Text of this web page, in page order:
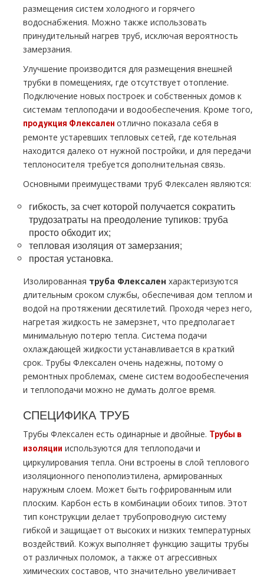
размещения систем холодного и горячего
водоснабжения. Можно также использовать
принудительный нагрев труб, исключая вероятность
замерзания.
Улучшение производится для размещения внешней
трубки в помещениях, где отсутствует отопление.
Подключение новых построек и собственных домов к
системам теплоподачи и водообеспечения. Кроме того,
продукция Флексален отлично показала себя в
ремонте устаревших тепловых сетей, где котельная
находится далеко от нужной постройки, и для передачи
теплоносителя требуется дополнительная связь.
Основными преимуществами труб Флексален являются:
гибкость, за счет которой получается сократить
трудозатраты на преодоление тупиков: труба
просто обходит их;
тепловая изоляция от замерзания;
простая установка.
Изолированная труба Флексален характеризуются
длительным сроком службы, обеспечивая дом теплом и
водой на протяжении десятилетий. Проходя через него,
нагретая жидкость не замерзнет, что предполагает
минимальную потерю тепла. Система подачи
охлаждающей жидкости устанавливается в краткий
срок. Трубы Флексален очень надежны, потому о
ремонтных проблемах, смене систем водообеспечения
и теплоподачи можно не думать долгое время.
СПЕЦИФИКА ТРУБ
Трубы Флексален есть одинарные и двойные. Трубы в
изоляции используются для теплоподачи и
циркулирования тепла. Они встроены в слой теплового
изоляционного пенополиэтилена, армированных
наружным слоем. Может быть гофрированным или
плоским. Карбон есть в комбинации обоих типов. Этот
тип конструкции делает трубопроводную систему
гибкой и защищает от высоких и низких температурных
воздействий. Кожух выполняет функцию защиты трубы
от различных поломок, а также от агрессивных
химических составов, что значительно увеличивает